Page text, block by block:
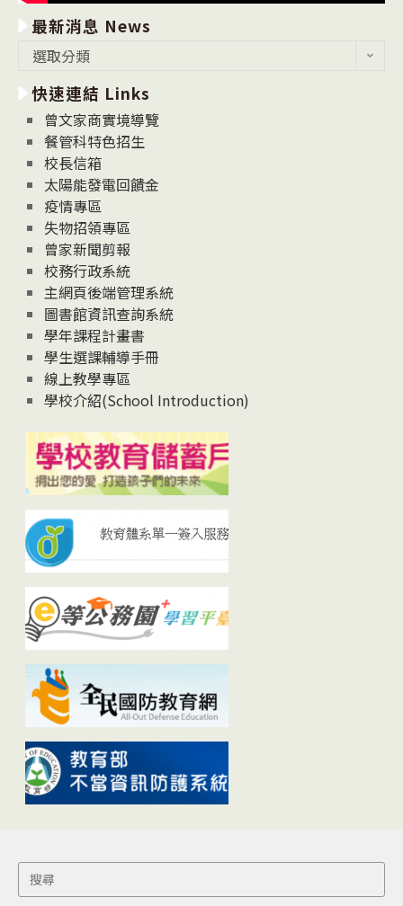
最新消息 News
消
息
News
選取分類
快速連結 Links
曾文家商實境導覽
餐管科特色招生
校長信箱
太陽能發電回饋金
疫情專區
失物招領專區
曾家新聞剪報
校務行政系統
主網頁後端管理系統
圖書館資訊查詢系統
學年課程計畫書
學生選課輔導手冊
線上教學專區
學校介紹(School Introduction)
Search
for: